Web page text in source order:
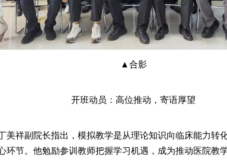
▲合影
开班动员：高位推动，寄语厚望
美祥副院长指出，模拟教学是从理论知识向临床能力转
环节。他勉励参训教师把握学习机遇，成为推动医院教学